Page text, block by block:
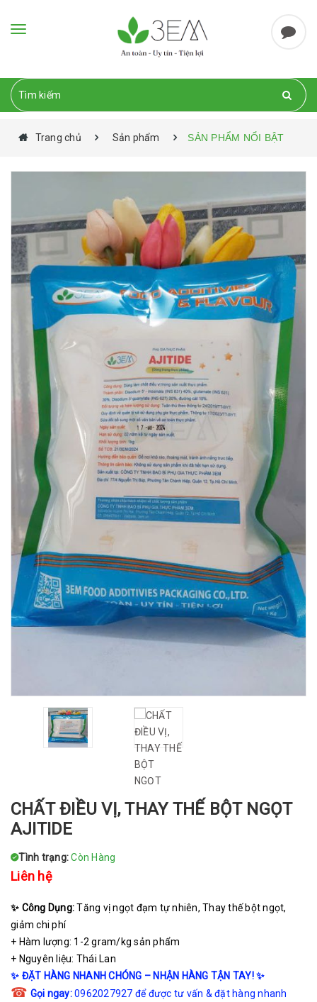
Toggle
Trang chủ Sản phẩm SẢN PHẨM NỔI BẬT
CHẤT ĐIỀU VỊ, THAY THẾ BỘT NGỌT
AJITIDE
Tình trạng:Còn Hàng
Liên hệ
✨ Công Dụng:Tăng vị ngọt đạm tự nhiên, Thay thế bột ngọt,
giảm chi phí
+ Hàm lượng: 1-2 gram/kg sản phẩm
+ Nguyên liệu: Thái Lan
✨ ĐẶT HÀNG NHANH CHÓNG – NHẬN HÀNG TẬN TAY! ✨
☎ Gọi ngay:0962027927 để được tư vấn & đặt hàng nhanh